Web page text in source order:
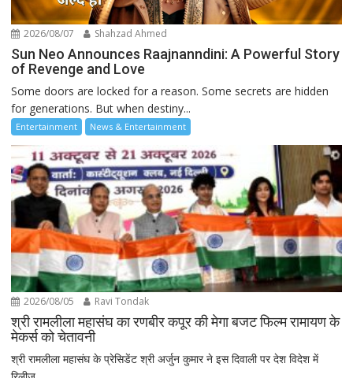
2026/08/07 Shahzad Ahmed
Sun Neo Announces Raajnanndini: A Powerful Story
of Revenge and Love
Some doors are locked for a reason. Some secrets are hidden
for generations. But when destiny...
Entertainment News & Entertainment
2026/08/05 Ravi Tondak
श्री रामलीला महासंघ का रणबीर कपूर की मेगा बजट फिल्म रामायण के
मेकर्स को चेतावनी
श्री रामलीला महासंघ के प्रेसिडेंट श्री अर्जुन कुमार ने इस दिवाली पर देश विदेश में